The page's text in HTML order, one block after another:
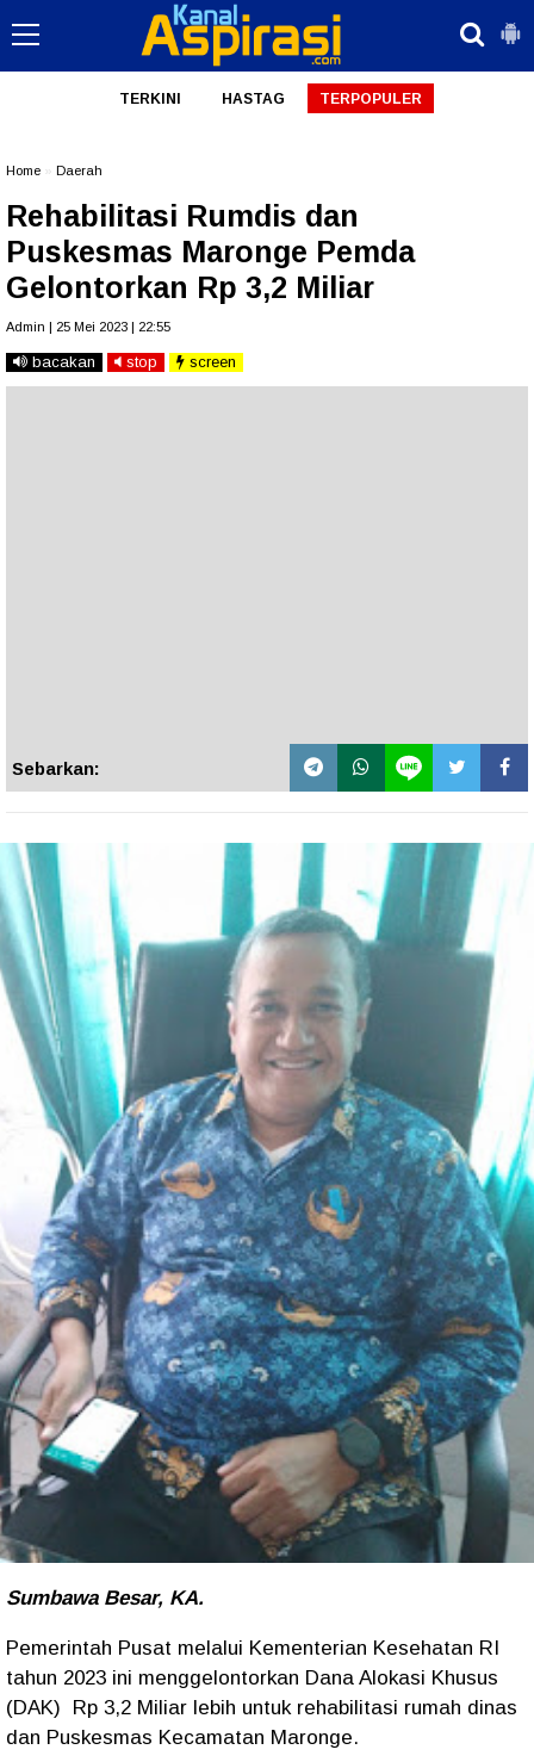
TERKINI HASTAG TERPOPULER
Home Daerah
Rehabilitasi Rumdis dan
Puskesmas Maronge Pemda
Gelontorkan Rp 3,2 Miliar
Admin | 25 Mei 2023 | 22:55
bacakan stop screen
Sebarkan:
Sumbawa Besar, KA.
Pemerintah Pusat melalui Kementerian Kesehatan RI
tahun 2023 ini menggelontorkan Dana Alokasi Khusus
(DAK) Rp 3,2 Miliar lebih untuk rehabilitasi rumah dinas
dan Puskesmas Kecamatan Maronge.